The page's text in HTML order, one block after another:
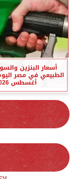
أسعار البنزين
أغسطس 2026